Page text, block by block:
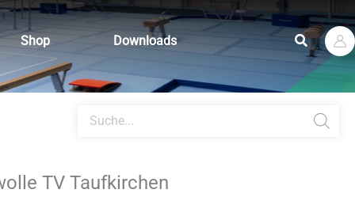
Shop Downloads Suchen
search
TV Taufkirchen